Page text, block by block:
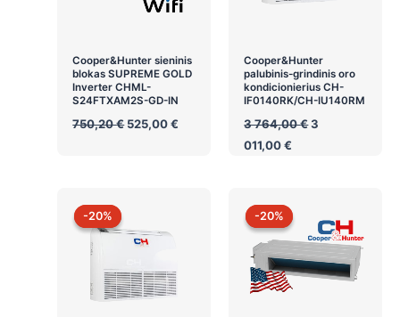
Cooper&Hunter sieninis
blokas SUPREME GOLD
Inverter CHML-
S24FTXAM2S-GD-IN
750,20€ Original
price
525,00€
Cooper&Hunter
palubinis-grindinis oro
kondicionierius CH-
IF0140RK/CH-IU140RM
3 764,00€ Original
3
011,00€
-20%
-20% -20%
-20%